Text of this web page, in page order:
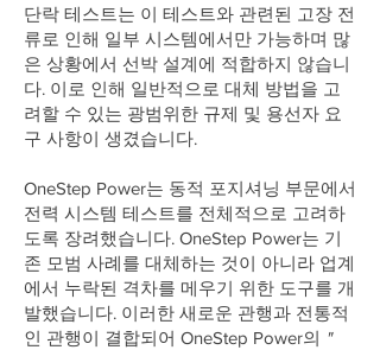
단락 테스트는 이 테스트와 관련된 고장 전
류로 인해 일부 시스템에서만 가능하며 많
은 상황에서 선박 설계에 적합하지 않습니
다. 이로 인해 일반적으로 대체 방법을 고
려할 수 있는 광범위한 규제 및 용선자 요
구 사항이 생겼습니다.
OneStep Power는 동적 포지셔닝 부문에서
전력 시스템 테스트를 전체적으로 고려하
도록 장려했습니다. OneStep Power는 기
존 모범 사례를 대체하는 것이 아니라 업계
에서 누락된 격차를 메우기 위한 도구를 개
발했습니다. 이러한 새로운 관행과 전통적
인 관행이 결합되어 OneStep Power의 "